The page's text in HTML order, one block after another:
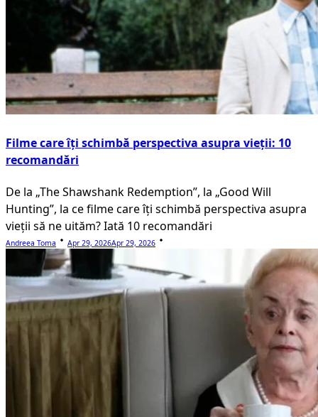
Filme care îți schimbă perspectiva asupra vieții: 10
recomandări
De la „The Shawshank Redemption”, la „Good Will
Hunting”, la ce filme care îți schimbă perspectiva asupra
vieții să ne uităm? Iată 10 recomandări
Andreea Toma Apr 29, 2026Apr 29, 2026